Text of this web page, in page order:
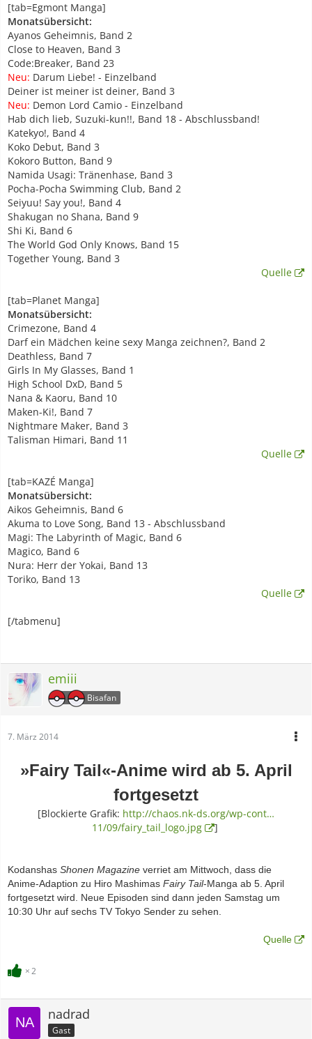
[tab=Egmont Manga]
Monatsübersicht:
Ayanos Geheimnis, Band 2
Close to Heaven, Band 3
Code:Breaker, Band 23
Neu: Darum Liebe! - Einzelband
Deiner ist meiner ist deiner, Band 3
Neu: Demon Lord Camio - Einzelband
Hab dich lieb, Suzuki-kun!!, Band 18 - Abschlussband!
Katekyo!, Band 4
Koko Debut, Band 3
Kokoro Button, Band 9
Namida Usagi: Tränenhase, Band 3
Pocha-Pocha Swimming Club, Band 2
Seiyuu! Say you!, Band 4
Shakugan no Shana, Band 9
Shi Ki, Band 6
The World God Only Knows, Band 15
Together Young, Band 3
Quelle
[tab=Planet Manga]
Monatsübersicht:
Crimezone, Band 4
Darf ein Mädchen keine sexy Manga zeichnen?, Band 2
Deathless, Band 7
Girls In My Glasses, Band 1
High School DxD, Band 5
Nana & Kaoru, Band 10
Maken-Ki!, Band 7
Nightmare Maker, Band 3
Talisman Himari, Band 11
Quelle
[tab=KAZÉ Manga]
Monatsübersicht:
Aikos Geheimnis, Band 6
Akuma to Love Song, Band 13 - Abschlussband
Magi: The Labyrinth of Magic, Band 6
Magico, Band 6
Nura: Herr der Yokai, Band 13
Toriko, Band 13
Quelle
[/tabmenu]
emiii
Bisafan
7. März 2014
»Fairy Tail«-Anime wird ab 5. April
fortgesetzt
[Blockierte Grafik: http://chaos.nk-ds.org/wp-cont…
11/09/fairy_tail_logo.jpg
]
Kodanshas Shonen Magazine verriet am Mittwoch, dass die
Anime-Adaption zu Hiro Mashimas Fairy Tail-Manga ab 5. April
fortgesetzt wird. Neue Episoden sind dann jeden Samstag um
10:30 Uhr auf sechs TV Tokyo Sender zu sehen.
Quelle
2
nadrad
Gast